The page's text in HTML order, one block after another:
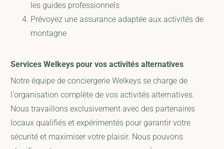
les guides professionnels
Prévoyez une assurance adaptée aux activités de
montagne
Services Welkeys pour vos activités alternatives
Notre équipe de conciergerie Welkeys se charge de
l'organisation complète de vos activités alternatives.
Nous travaillons exclusivement avec des partenaires
locaux qualifiés et expérimentés pour garantir votre
sécurité et maximiser votre plaisir. Nous pouvons